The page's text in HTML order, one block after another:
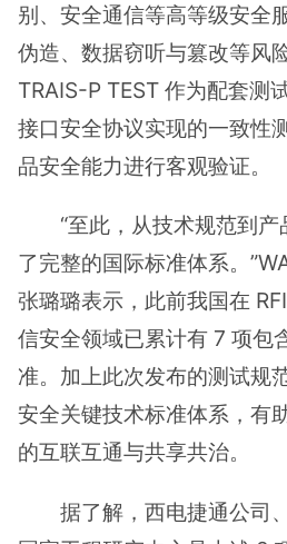
别、安全通信等高等级安全
伪造、数据窃听与篡改等风
TRAIS-P TEST 作为配套测
接口安全协议实现的一致性
品安全能力进行客观验证。
“至此，从技术规范到
了完整的国际标准体系。
张璐璐表示，此前我国在
信安全领域已累计有 7 项包
准。加上此次发布的测试规
安全关键技术标准体系，有
的互联互通与共享共治。
据了解，西电捷通公司